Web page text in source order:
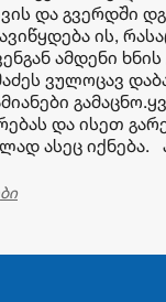
და გვერდში
ის,
ამდენი
ვულოცავ
და ისეთ
ასეც იქნება.